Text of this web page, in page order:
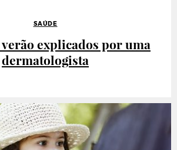
SAÚDE
explicados por uma
dermatologista